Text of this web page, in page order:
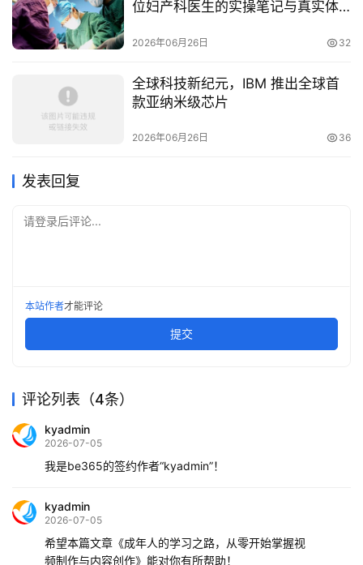
位妇产科医生的实操笔记与真实体
2026年06月26日 32
全球科技新纪元，IBM 推出全球首
款亚纳米级芯片
2026年06月26日 36
发表回复
请登录后评论...
本站作者才能评论
提交
评论列表（4条）
kyadmin
2026-07-05
我是be365的签约作者“kyadmin”！
kyadmin
2026-07-05
希望本篇文章《成年人的学习之路，从零开始掌握视
频制作与内容创作》能对你有所帮助！